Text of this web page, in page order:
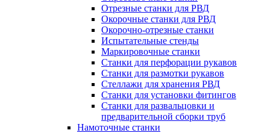
Отрезные станки для РВД
Окорочные станки для РВД
Окорочно-отрезные станки
Испытательные стенды
Маркировочные станки
Станки для перфорации рукавов
Станки для размотки рукавов
Стеллажи для хранения РВД
Станки для установки фитингов
Станки для развальцовки и
предварительной сборки труб
Намоточные станки